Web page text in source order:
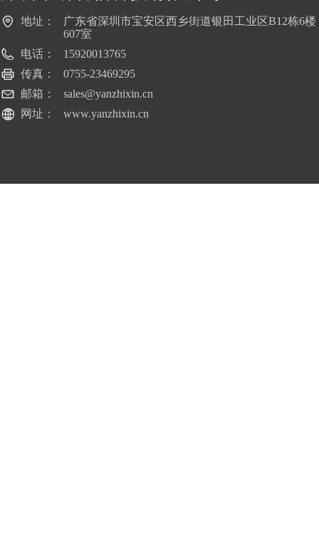
地址：
广东省深圳市宝安区西乡街道银田工业区B12栋6楼
607室
电话：
15920013765
传真：
0755-23469295
邮箱：
sales@yanzhixin.cn
网址：
www.yanzhixin.cn